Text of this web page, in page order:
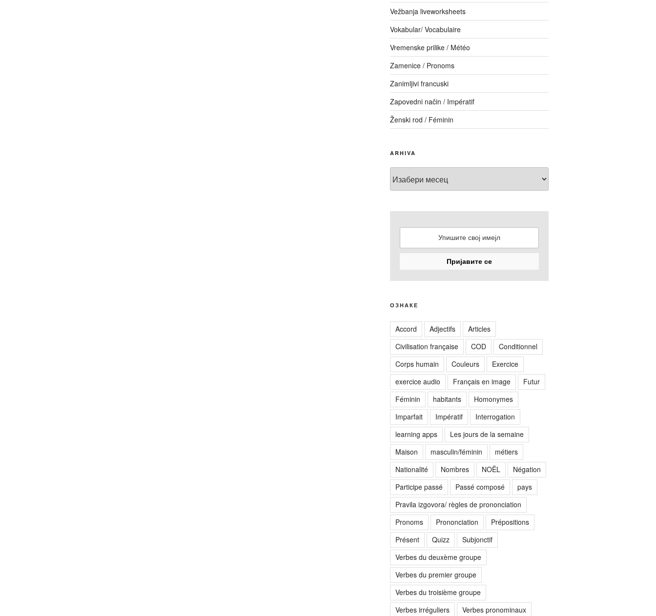
Vežbanja liveworksheets
Vokabular/ Vocabulaire
Vremenske prilike / Météo
Zamenice / Pronoms
Zanimljivi francuski
Zapovedni način / Impératif
Ženski rod / Féminin
ARHIVA
ОЗНАКЕ
Accord Adjectifs
Articles
Civilisation française
COD
Conditionnel
Corps humain
Couleurs
Exercice
exercice audio
Français en image
Futur
Féminin
habitants
Homonymes
Imparfait
Impératif
Interrogation
learning apps
Les jours de la semaine
Maison
masculin/féminin
métiers
Nationalité
Nombres NOËL
Négation
Participe passé
Passé composé
pays
Pravila izgovora/ règles de prononciation
Pronoms
Prononciation
Prépositions
Présent
Quizz
Subjonctif
Verbes du deuxème groupe
Verbes du premier groupe
Verbes du troisième groupe
Verbes irréguliers
Verbes pronominaux